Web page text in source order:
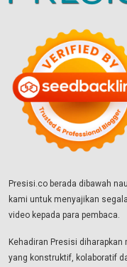
Presisi.co berada dibawah
kami untuk menyajikan
video kepada para pembaca.
Kehadiran Presisi
yang konstruktif, kolaboratif